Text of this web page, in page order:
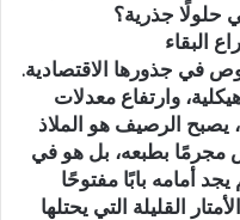
حلولًا جذرية؟
البقاء
في جذورها الاقتصادية.
وارتفاع معدلات
يصبح الرصيف هو الملاذ
مجرمًا بطبعه، بل هو في
أمامه بابًا مفتوحًا
القليلة التي يحتلها